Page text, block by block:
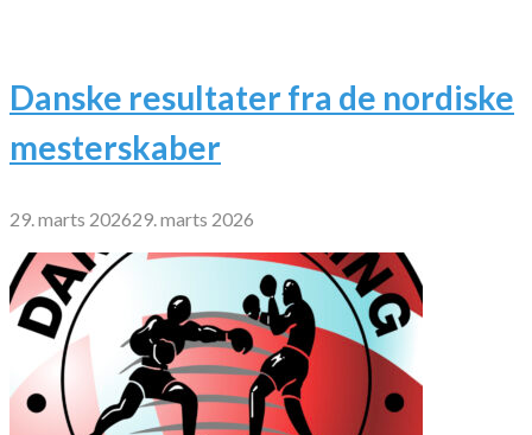
Danske resultater fra de nordiske
mesterskaber
29. marts 202629. marts 2026